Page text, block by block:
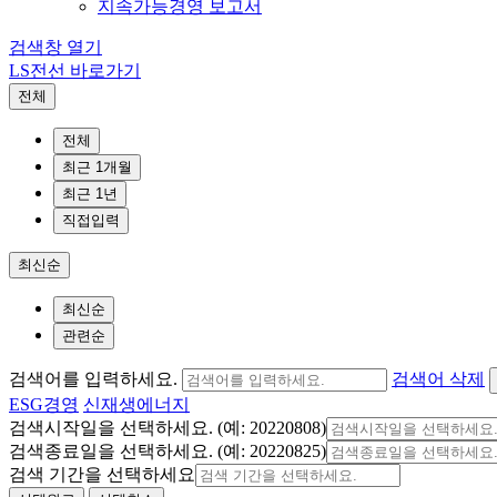
지속가능경영 보고서
검색창 열기
LS전선 바로가기
전체
전체
최근 1개월
최근 1년
직접입력
최신순
최신순
관련순
검색어를 입력하세요.
검색어 삭제
ESG경영 신재생에너지
검색시작일을 선택하세요. (예: 20220808)
검색종료일을 선택하세요. (예: 20220825)
검색 기간을 선택하세요